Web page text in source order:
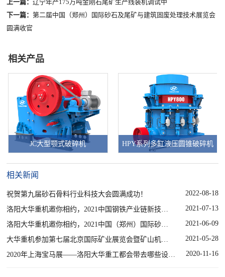
上一篇：辽宁年产175万吨金刚石尾矿生产线装机调试中
下一篇：第二届中国（郑州）国际砂石及尾矿与建筑固废处理技术展览会
圆满收官
相关产品
JC大型颚式破碎机 HPY系列多缸液压圆锥破碎机
相关新闻
2022-08-18
祝贺第九届砂石骨料行业科技大会圆满成功！
2021-07-13
洛阳大华重机邀你相约，2021中国钢铁产业链新技术新装备展洽会
2021-06-09
洛阳大华重机邀你相约，2021中国（郑州）国际砂石及尾矿与建筑固废处理技术展览会
2021-05-28
大华重机参加第七届北京国际矿业展览会暨矿山机械展
2020-11-16
2020年上海宝马展——洛阳大华重工都会带去哪些设备？